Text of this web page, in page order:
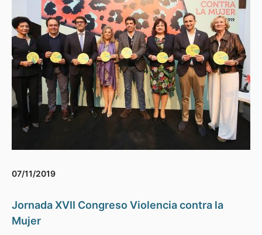
07/11/2019
Jornada XVII Congreso Violencia contra la
Mujer